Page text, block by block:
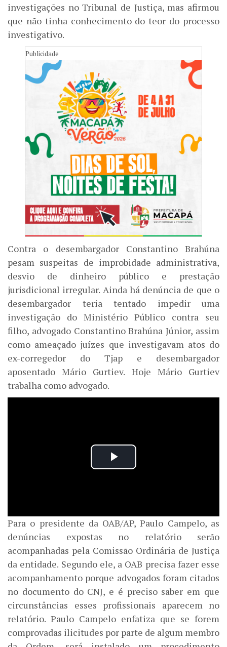
investigações no Tribunal de Justiça, mas afirmou
que não tinha conhecimento do teor do processo
investigativo.
Publicidade
Contra o desembargador Constantino Brahúna
pesam suspeitas de improbidade administrativa,
desvio de dinheiro público e prestação
jurisdicional irregular. Ainda há denúncia de que o
desembargador teria tentado impedir uma
investigação do Ministério Público contra seu
filho, advogado Constantino Brahúna Júnior, assim
como ameaçado juízes que investigavam atos do
ex-corregedor do Tjap e desembargador
aposentado Mário Gurtiev. Hoje Mário Gurtiev
trabalha como advogado.
Para o presidente da OAB/AP, Paulo Campelo, as
denúncias expostas no relatório serão
acompanhadas pela Comissão Ordinária de Justiça
da entidade. Segundo ele, a OAB precisa fazer esse
acompanhamento porque advogados foram citados
no documento do CNJ, e é preciso saber em que
circunstâncias esses profissionais aparecem no
relatório. Paulo Campelo enfatiza que se forem
comprovadas ilicitudes por parte de algum membro